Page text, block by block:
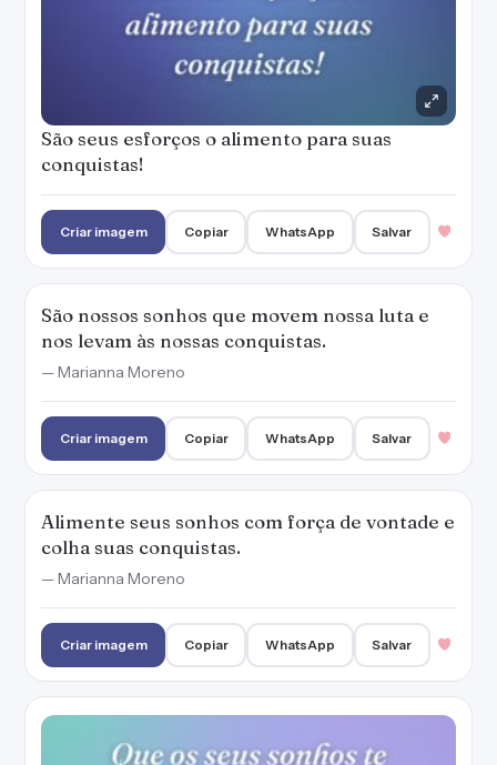
São seus esforços o alimento para suas
conquistas!
Criar imagem Copiar WhatsApp Salvar
São nossos sonhos que movem nossa luta e
nos levam às nossas conquistas.
— Marianna Moreno
Criar imagem Copiar WhatsApp Salvar
Alimente seus sonhos com força de vontade e
colha suas conquistas.
— Marianna Moreno
Criar imagem Copiar WhatsApp Salvar